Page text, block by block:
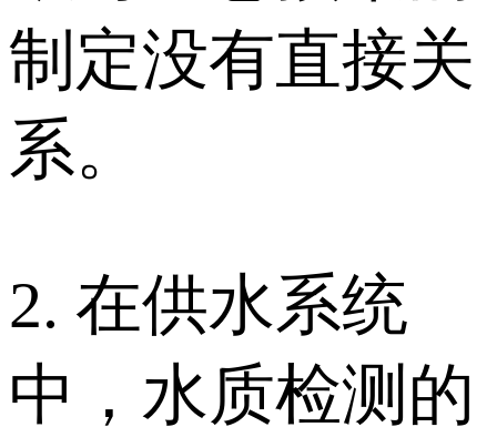
制定没有直接关
系。
2. 在供水系统
中，水质检测的